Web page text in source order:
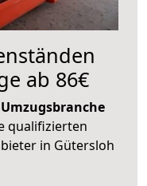
ab 86€
qualifizierten
in Gütersloh